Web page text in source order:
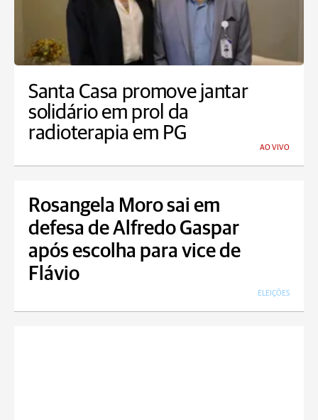
Santa Casa promove jantar
solidário em prol da
radioterapia em PG
AO VIVO
Rosangela Moro sai em
defesa de Alfredo Gaspar
após escolha para vice de
Flávio
ELEIÇÕES